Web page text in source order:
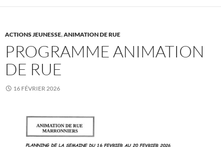
ACTIONS JEUNESSE,ANIMATION DE RUE
PROGRAMME ANIMATION
DE RUE
16 FÉVRIER 2026